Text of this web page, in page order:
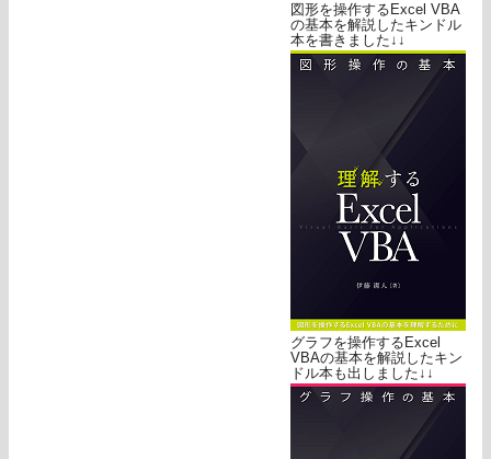
図形を操作するExcel VBA
の基本を解説したキンドル
本を書きました↓↓
グラフを操作するExcel
VBAの基本を解説したキン
ドル本も出しました↓↓